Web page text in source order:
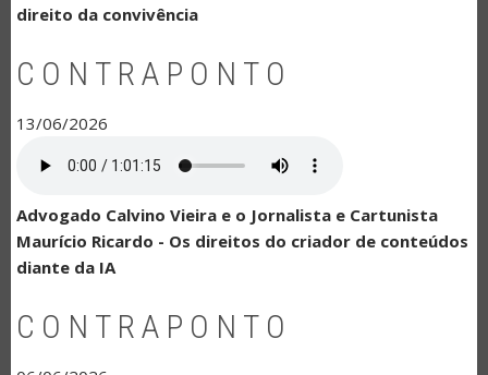
direito da convivência
CONTRAPONTO
13/06/2026
Advogado Calvino Vieira e o Jornalista e Cartunista
Maurício Ricardo - Os direitos do criador de conteúdos
diante da IA
CONTRAPONTO